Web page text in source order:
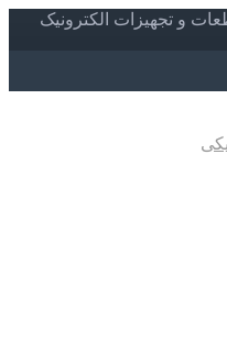
و تجهیزات الکترونیک